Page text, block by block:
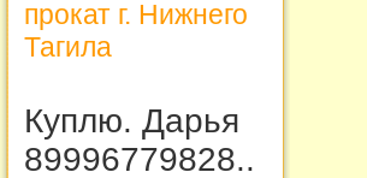
прокат г. Нижнего
Тагила
Куплю. Дарья
89996779828..